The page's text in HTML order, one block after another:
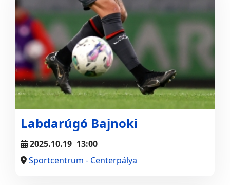
Labdarúgó Bajnoki
2025.10.19 13:00
Sportcentrum - Centerpálya